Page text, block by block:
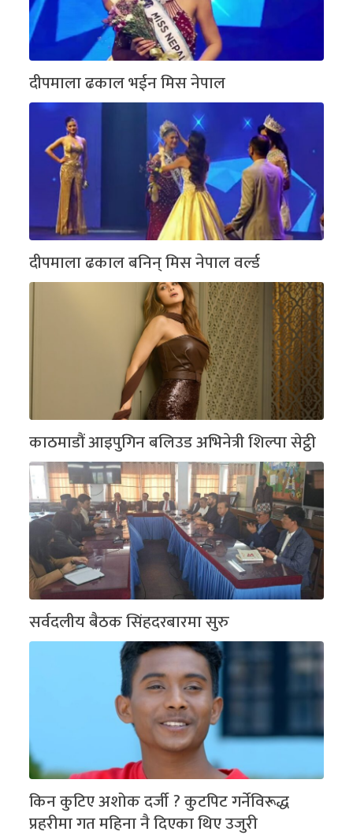
दीपमाला ढकाल भईन मिस नेपाल
दीपमाला ढकाल बनिन् मिस नेपाल वर्ल्ड
काठमाडौं आइपुगिन बलिउड अभिनेत्री शिल्पा सेट्ठी
सर्वदलीय बैठक सिंहदरबारमा सुरु
किन कुटिए अशोक दर्जी ? कुटपिट गर्नेविरूद्ध
प्रहरीमा गत महिना नै दिएका थिए उजुरी